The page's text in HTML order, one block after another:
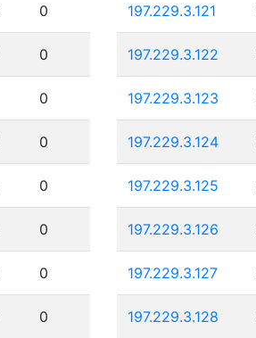
0
0
0
0
0
0
0
0
197.229.3.121
197.229.3.122
197.229.3.123
197.229.3.124
197.229.3.125
197.229.3.126
197.229.3.127
197.229.3.128